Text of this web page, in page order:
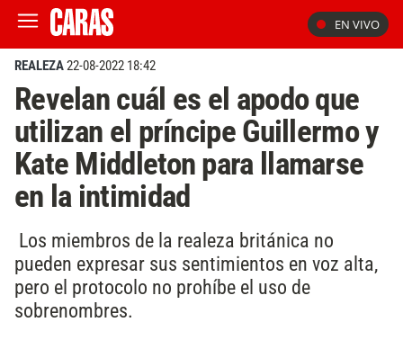
EN VIVO
REALEZA22-08-2022 18:42
Revelan cuál es el apodo que
utilizan el príncipe Guillermo y
Kate Middleton para llamarse
en la intimidad
Los miembros de la realeza británica no
pueden expresar sus sentimientos en voz alta,
pero el protocolo no prohíbe el uso de
sobrenombres.